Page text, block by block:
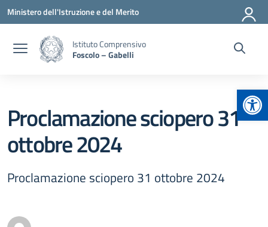
Vai ai contenuti
Vai al menu di navigazione
Vai al footer
Ministero dell'Istruzione e del Merito
Istituto Comprensivo
Foscolo – Gabelli
Proclamazione sciopero 31
ottobre 2024
Proclamazione sciopero 31 ottobre 2024